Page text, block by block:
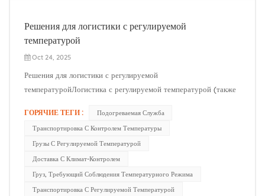
Решения для логистики с регулируемой
температурой
Oct 24, 2025
Решения для логистики с регулируемой
температуройЛогистика с регулируемой температурой (также
чувствительные товары остаются в требуемом температурном
диапазоне на протяжении всей цепочки поставок. На практике
это включает в себя как рефрижераторные пе...
ГОРЯЧИЕ ТЕГИ :
Подогреваемая Служба
Транспортировка С Контролем Температуры
Грузы С Регулируемой Температурой
Доставка С Климат-Контролем
Груз, Требующий Соблюдения Температурного Режима
Транспортировка С Регулируемой Температурой